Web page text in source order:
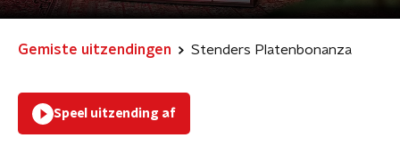
Gemiste uitzendingen Stenders Platenbonanza
Speel uitzending af